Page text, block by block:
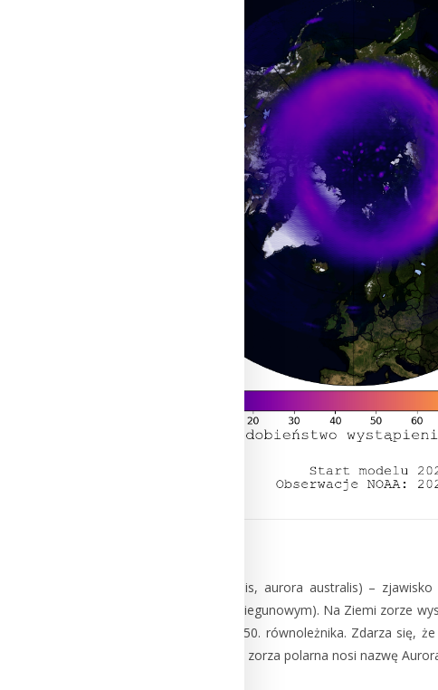
Zorza polarna (Aurora borealis, aurora australis) –
charakterze dipolowym (dwubiegunowym). Na Ziemi zorze
widoczne nawet w okolicach 50. równoleżnika. Zdarza się,
Aurora borealis, a południowa zorza polarna nosi nazwę